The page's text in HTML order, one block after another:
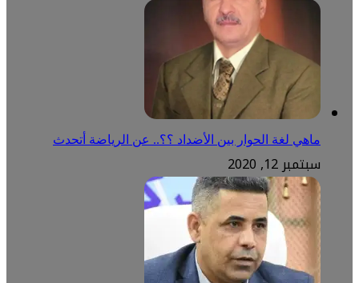
ماهي لغة الحوار بين الأضداد ؟؟.. عن الرياضة أتحدث
سبتمبر 12, 2020